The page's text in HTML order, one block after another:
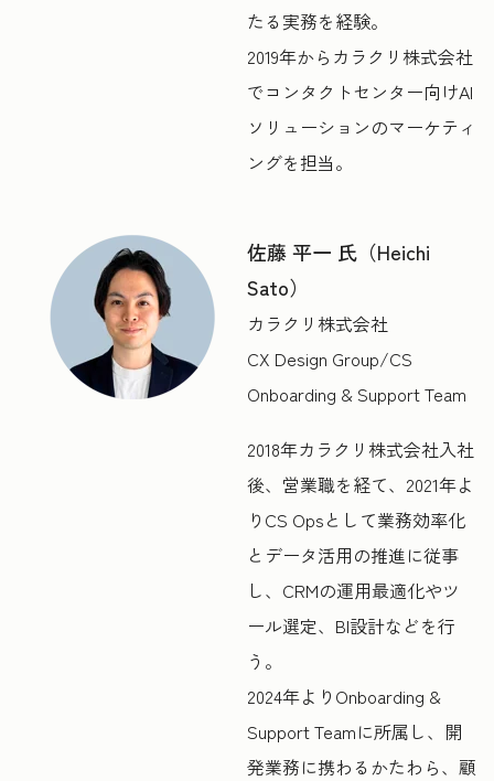
たる実務を経験。
2019年からカラクリ株式会社
でコンタクトセンター向けAI
ソリューションのマーケティ
ングを担当。
佐藤 平一 氏（Heichi
Sato）
カラクリ株式会社
CX Design Group/CS
Onboarding & Support Team
2018年カラクリ株式会社入社
後、営業職を経て、2021年よ
りCS Opsとして業務効率化
とデータ活用の推進に従事
し、CRMの運用最適化やツ
ール選定、BI設計などを行
う。
2024年よりOnboarding &
Support Teamに所属し、開
発業務に携わるかたわら、顧